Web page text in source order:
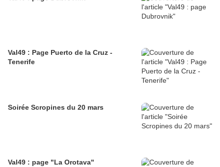
Val49 : Page Puerto de la Cruz -
Tenerife
Soirée Scropines du 20 mars
Val49 : page "La Orotava"